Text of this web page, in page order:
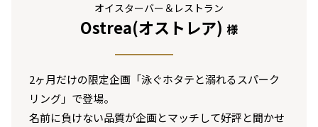
オイスターバー＆レストラン
Ostrea(オストレア) 様
2ヶ月だけの限定企画「泳ぐホタテと溺れるスパーク
リング」で登場。
名前に負けない品質が企画とマッチして好評と聞かせ